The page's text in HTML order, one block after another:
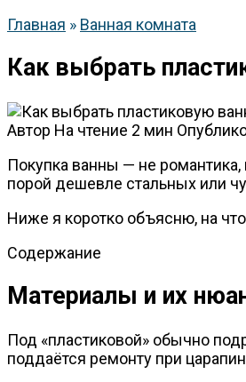
Главная » Ванная комната
Как выбрать
Автор На чтение 2 мин
Покупка ванны — не
порой дешевле стальных или
Ниже я коротко объясню, на
Содержание
Материалы и их
Под «пластиковой» обычно
поддаётся ремонту при